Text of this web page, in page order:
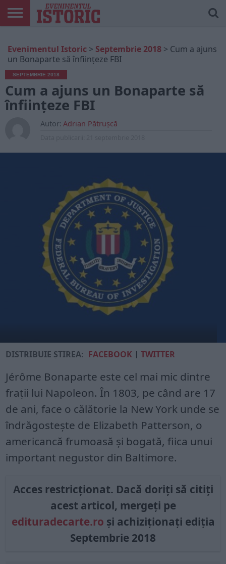
ONLINE
EDIȚII
TIPĂRITE
ISTORIC
PLAY
CONTUL
MEU
Evenimentul Istoric > Septembrie 2018 > Cum a ajuns
un Bonaparte să înființeze FBI
SEPTEMBRIE 2018
Cum a ajuns un Bonaparte să
înființeze FBI
Autor: Adrian Pătrușcă
DISTRIBUIE ȘTIREA: FACEBOOK |TWITTER
Jérôme Bonaparte este cel mai mic dintre
fraţii lui Napoleon. În 1803, pe când are 17
de ani, face o călătorie la New York unde se
îndrăgostește de Elizabeth Patterson, o
americancă frumoasă și bogată, fiica unui
important negustor din Baltimore.
Acces restricționat. Dacă doriți să citiți
acest articol, mergeți pe
edituradecarte.ro și achiziționați ediția
Septembrie 2018